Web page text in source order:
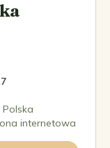
internetowa